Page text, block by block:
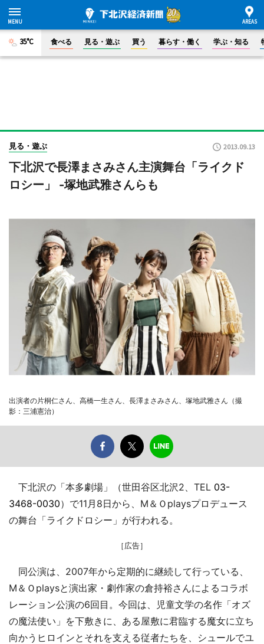
35°C 食べる 見る・遊ぶ 買う 暮らす・働く 学ぶ・知る
見る・遊ぶ 2013.09.13
下北沢で長澤まさみさん主演舞台「ライクド
ロシー」 -塚地武雅さんらも
出演者の片桐仁さん、高橋一生さん、長澤まさみさん、塚地武雅さん（撮
影：三浦憲治）
下北沢の「本多劇場」（世田谷区北沢2、TEL 03-
3468-0030）で11月8日から、M＆Ｏplaysプロデュース
の舞台「ライクドロシー」が行われる。
［広告］
同公演は、2007年から定期的に継続して行っている、
M＆Ｏplaysと演出家・劇作家の倉持裕さんによるコラボ
レーション公演の6回目。今回は、児童文学の名作「オズ
の魔法使い」を下敷きに、ある屋敷に君臨する魔女に立ち
向かうヒロインとそれを支える従者たちを、シュールでユ